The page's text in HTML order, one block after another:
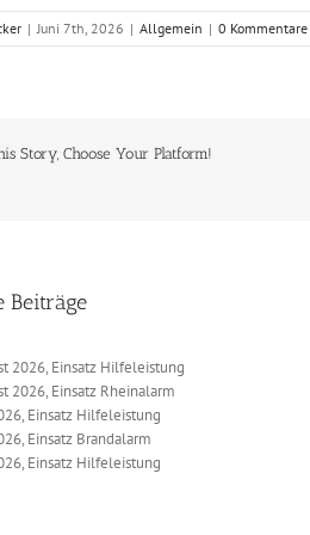
| Juni 7th, 2026 | Allgemein | 0 Kommentare
Story, Choose Your Platform!
Beiträge